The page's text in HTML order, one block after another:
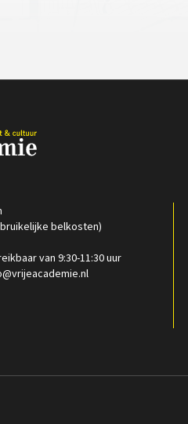
belkosten)
van 9:30-11:30 uur